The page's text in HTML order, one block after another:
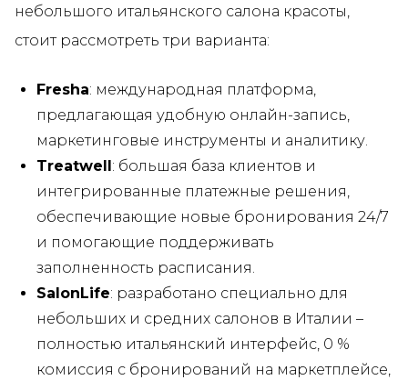
небольшого итальянского салона красоты,
стоит рассмотреть три варианта:
Fresha: международная платформа,
предлагающая удобную онлайн-запись,
маркетинговые инструменты и аналитику.
Treatwell : большая база клиентов и
интегрированные платежные решения,
обеспечивающие новые бронирования 24/7
и помогающие поддерживать
заполненность расписания.
SalonLife: разработано специально для
небольших и средних салонов в Италии –
полностью итальянский интерфейс, 0 %
комиссия с бронирований на маркетплейсе,